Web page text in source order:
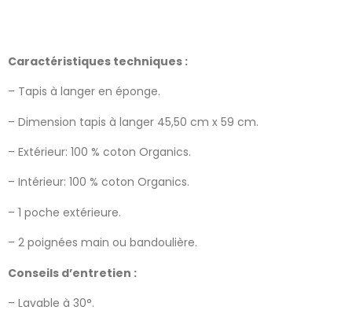
Caractéristiques techniques :
– Tapis à langer en éponge.
– Dimension tapis à langer 45,50 cm x 59 cm.
– Extérieur: 100 % coton Organics.
– Intérieur: 100 % coton Organics.
– 1 poche extérieure.
– 2 poignées main ou bandoulière.
Conseils d’entretien :
– Lavable à 30°.